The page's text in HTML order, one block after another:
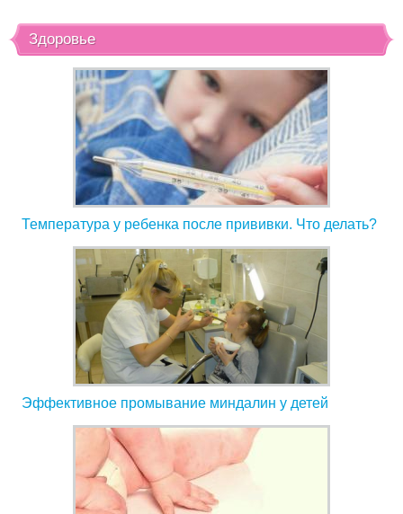
Здоровье
Температура у ребенка после прививки. Что делать?
Эффективное промывание миндалин у детей